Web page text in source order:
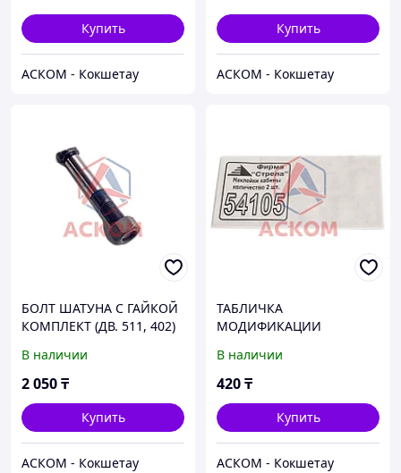
Купить
АСКОМ - Кокшетау
Купить
АСКОМ - Кокшетау
БОЛТ ШАТУНА С ГАЙКОЙ
КОМПЛЕКТ (ДВ. 511, 402)
В наличии
2 050₸
Купить
АСКОМ - Кокшетау
ТАБЛИЧКА
МОДИФИКАЦИИ
В наличии
420₸
Купить
АСКОМ - Кокшетау